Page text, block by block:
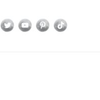
Facebook
TwitterYouTubePinterest